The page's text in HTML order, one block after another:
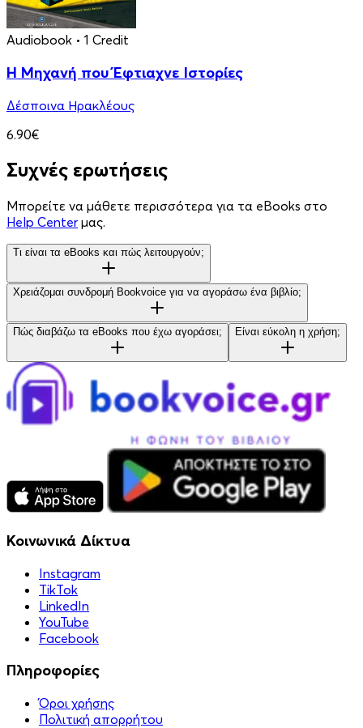
Audiobook • 1 Credit
Η Μηχανή που Έφτιαχνε Ιστορίες
Δέσποινα Ηρακλέους
6.90€
Συχνές ερωτήσεις
Μπορείτε να μάθετε περισσότερα για τα eBooks στο
Help Center μας.
Τι είναι τα eBooks και πώς λειτουργούν;
Χρειάζομαι συνδρομή Bookvoice για να αγοράσω ένα βιβλίο;
Πώς διαβάζω τα eBooks που έχω αγοράσει; Είναι εύκολη η χρήση;
Κοινωνικά Δίκτυα
Instagram
TikTok
LinkedIn
YouTube
Facebook
Πληροφορίες
Όροι χρήσης
Πολιτική απορρήτου